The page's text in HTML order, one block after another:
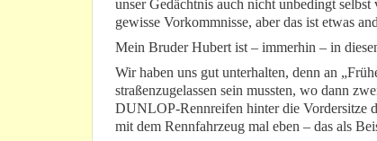
unser Gedächtnis auch nicht unbedingt
gewisse Vorkommnisse, aber das ist etwas
Mein Bruder Hubert ist – immerhin – in
Wir haben uns gut unterhalten, denn an
straßenzugelassen sein mussten, wo dann
DUNLOP-Rennreifen hinter die Vordersitze
mit dem Rennfahrzeug mal eben – das als